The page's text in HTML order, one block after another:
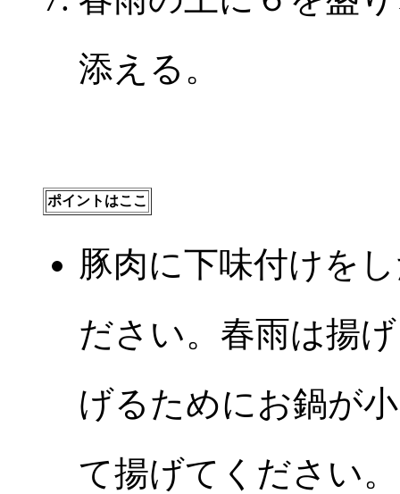
添える。
ポイントはここ
豚肉に下味付けを
ださい。春雨は揚
げるためにお鍋が
て揚げてください。